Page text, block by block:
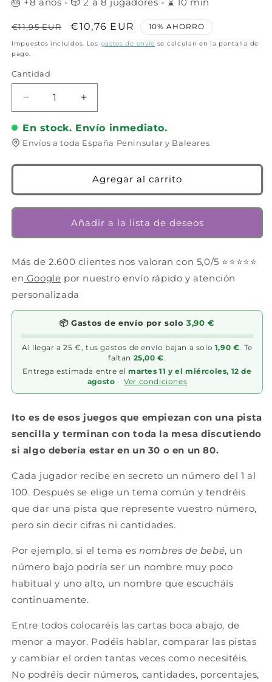
Precio
habitual
€11,95 EUR
Precio
de
€10,76 EUR 10% AHORRO
Impuestos incluidos. Los gastos de envío se calculan en la pantalla de
pago.
Cantidad
Cantidad
Reducir
cantidad
para
Ito
Juego
mesa
-
8
jugadores
-
10
Aumentar
cantidad
para
Ito
Juego
de
mesa
-
MALDITO
GAMES
2-
8
jugadores
años
10
En stock. Envío inmediato.
Envíos a toda España Peninsular y Baleares
Agregar al carrito
Añadir a la lista de deseos
Más de 2.600 clientes nos valoran con 5,0/5 ⭐⭐⭐⭐⭐
en Google por nuestro envío rápido y atención
personalizada
📦 Gastos de envío por solo3,90 €
Al llegar a 25 €, tus gastos de envío bajan a solo 1,90 €. Te
faltan 25,00 €.
Entrega estimada entre el martes 11 y el miércoles, 12 de
agosto · Ver condiciones
Ito es de esos juegos que empiezan con una pista
sencilla y terminan con toda la mesa discutiendo
si algo debería estar en un 30 o en un 80.
Cada jugador recibe en secreto un número del 1 al
100. Después se elige un tema común y tendréis
que dar una pista que represente vuestro número,
pero sin decir cifras ni cantidades.
Por ejemplo, si el tema es nombres de bebé, un
número bajo podría ser un nombre muy poco
habitual y uno alto, un nombre que escucháis
continuamente.
Entre todos colocaréis las cartas boca abajo, de
menor a mayor. Podéis hablar, comparar las pistas
y cambiar el orden tantas veces como necesitéis.
No podréis decir números, cantidades, porcentajes,